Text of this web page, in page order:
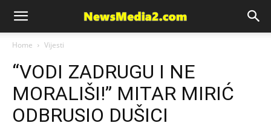
News
Media
Home Vijesti
“VODI ZADRUGU I NE
MORALIŠI!” MITAR MIRIĆ
ODBRUSIO DUŠICI